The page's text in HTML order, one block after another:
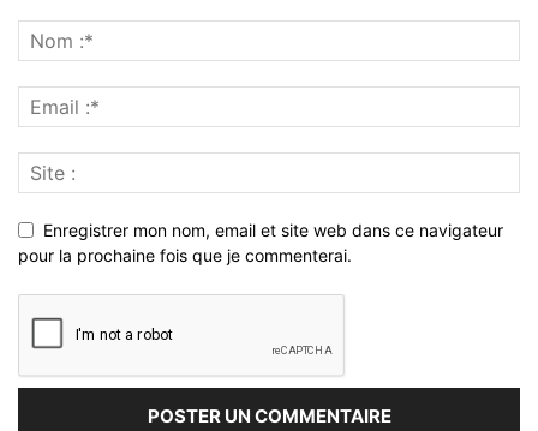
Enregistrer mon nom, email et site web dans ce navigateur
pour la prochaine fois que je commenterai.